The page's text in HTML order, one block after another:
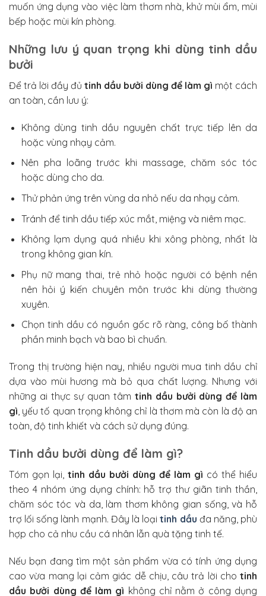
muốn ứng dụng vào việc làm thơm nhà, khử mùi ẩm, mùi
bếp hoặc mùi kín phòng.
Những lưu ý quan trọng khi dùng tinh dầu
bưởi
Để trả lời đầy đủ tinh dầu bưởi dùng để làm gì một cách
an toàn, cần lưu ý:
Không dùng tinh dầu nguyên chất trực tiếp lên da
hoặc vùng nhạy cảm.
Nên pha loãng trước khi massage, chăm sóc tóc
hoặc dùng cho da.
Thử phản ứng trên vùng da nhỏ nếu da nhạy cảm.
Tránh để tinh dầu tiếp xúc mắt, miệng và niêm mạc.
Không lạm dụng quá nhiều khi xông phòng, nhất là
trong không gian kín.
Phụ nữ mang thai, trẻ nhỏ hoặc người có bệnh nền
nên hỏi ý kiến chuyên môn trước khi dùng thường
xuyên.
Chọn tinh dầu có nguồn gốc rõ ràng, công bố thành
phần minh bạch và bao bì chuẩn.
Trong thị trường hiện nay, nhiều người mua tinh dầu chỉ
dựa vào mùi hương mà bỏ qua chất lượng. Nhưng với
những ai thực sự quan tâm tinh dầu bưởi dùng để làm
gì, yếu tố quan trọng không chỉ là thơm mà còn là độ an
toàn, độ tinh khiết và cách sử dụng đúng.
Tinh dầu bưởi dùng để làm gì?
Tóm gọn lại, tinh dầu bưởi dùng để làm gì có thể hiểu
theo 4 nhóm ứng dụng chính: hỗ trợ thư giãn tinh thần,
chăm sóc tóc và da, làm thơm không gian sống, và hỗ
trợ lối sống lành mạnh. Đây là loạitinh dầu đa năng, phù
hợp cho cả nhu cầu cá nhân lẫn quà tặng tinh tế.
Nếu bạn đang tìm một sản phẩm vừa có tính ứng dụng
cao vừa mang lại cảm giác dễ chịu, câu trả lời cho tinh
dầu bưởi dùng để làm gì không chỉ nằm ở công dụng